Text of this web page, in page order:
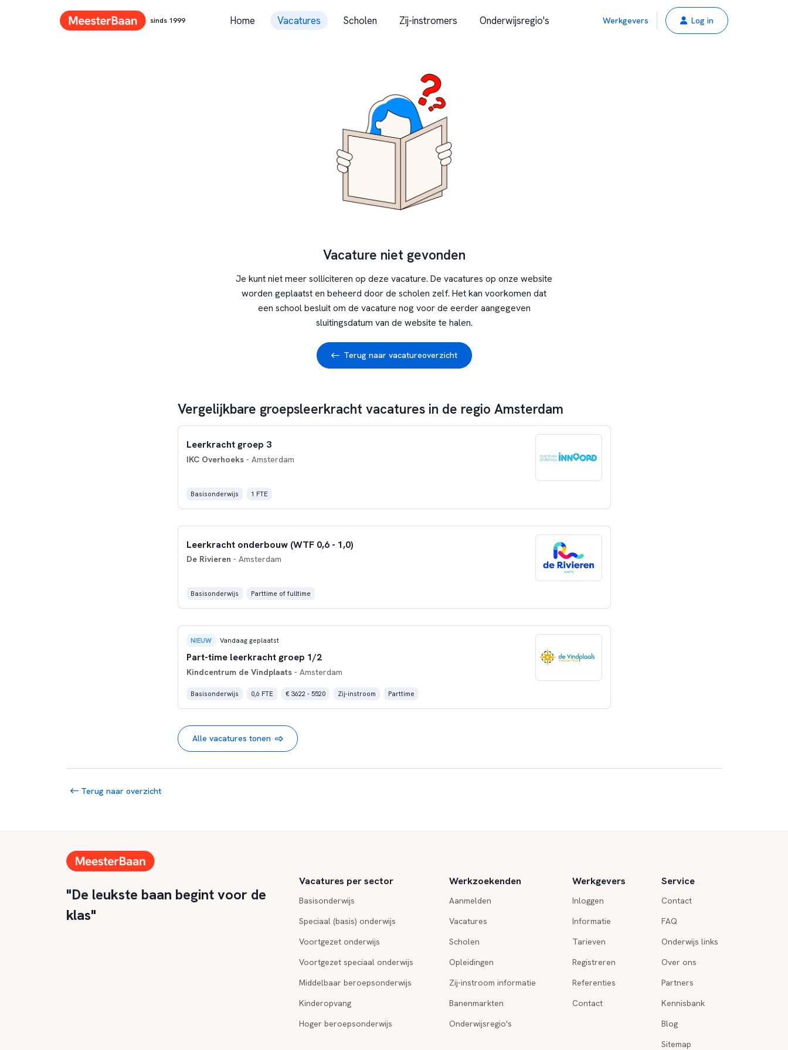
sinds 1999 Home Vacatures Scholen Zij-instromers Onderwijsregio's Werkgevers Log in
Vacature niet gevonden
Je kunt niet meer solliciteren op deze vacature. De vacatures op onze website
worden geplaatst en beheerd door de scholen zelf. Het kan voorkomen dat
een school besluit om de vacature nog voor de eerder aangegeven
sluitingsdatum van de website te halen.
Terug naar vacatureoverzicht
Vergelijkbare groepsleerkracht vacatures in de regio Amsterdam
Leerkracht groep 3
IKC Overhoeks- Amsterdam
Basisonderwijs 1 FTE
Leerkracht onderbouw (WTF 0,6 - 1,0)
De Rivieren - Amsterdam
Basisonderwijs Parttime of fulltime
NIEUW Vandaag geplaatst
Part-time leerkracht groep 1/2
Kindcentrum de Vindplaats- Amsterdam
Basisonderwijs 0,6 FTE € 3622 - 5520 Zij-instroom Parttime
Alle vacatures tonen
Terug naar overzicht
"De leukste baan begint voor de
klas"
Vacatures per sector
Basisonderwijs
Speciaal (basis) onderwijs
Voortgezet onderwijs
Voortgezet speciaal onderwijs
Middelbaar beroepsonderwijs
Kinderopvang
Hoger beroepsonderwijs
Werkzoekenden
Aanmelden
Vacatures
Scholen
Opleidingen
Zij-instroom informatie
Banenmarkten
Onderwijsregio's
Werkgevers
Inloggen
Informatie
Tarieven
Registreren
Referenties
Contact
Service
Contact
FAQ
Onderwijs links
Over ons
Partners
Kennisbank
Blog
Sitemap